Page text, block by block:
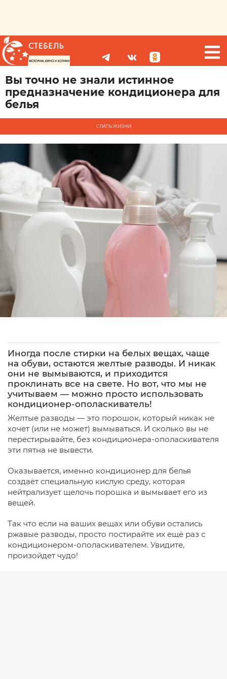
Вы точно не знали истинное
предназначение кондиционера для
белья
СТИЛЬ ЖИЗНИ
Иногда после стирки на белых вещах, чаще
на обуви, остаются желтые разводы. И никак
они не вымываются, и приходится
проклинать все на свете. Но вот, что мы не
учитываем — можно просто использовать
кондиционер-ополаскиватель!
Желтые разводы — это порошок, который никак не
хочет (или не может) вымываться. И сколько вы не
перестирывайте, без кондиционера-ополаскивателя
эти пятна не вывести.
Оказывается, именно кондиционер для белья
создаёт специальную кислую среду, которая
нейтрализует щелочь порошка и вымывает его из
вещей.
Так что если на ваших вещах или обуви остались
ржавые разводы, просто постирайте их ещё раз с
кондиционером-ополаскивателем. Увидите,
произойдет чудо!